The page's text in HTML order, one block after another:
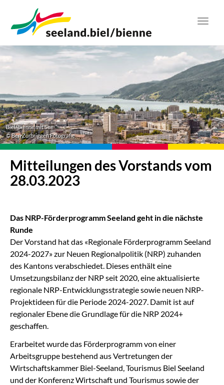
Hauptinhalt
springen
Toggle
Biel/Bienne mit See
© Ben Zurbriggen Fotografie
Mitteilungen des Vorstands vom
28.03.2023
Das NRP-Förderprogramm Seeland geht in die nächste
Runde
Der Vorstand hat das «Regionale Förderprogramm Seeland
2024-2027» zur Neuen Regionalpolitik (NRP) zuhanden
des Kantons verabschiedet. Dieses enthält eine
Umsetzungsbilanz der NRP seit 2020, eine aktualisierte
regionale NRP-Entwicklungsstrategie sowie neuen NRP-
Projektideen für die Periode 2024-2027. Damit ist auf
regionaler Ebene die Grundlage für die NRP 2024+
geschaffen.
Erarbeitet wurde das Förderprogramm von einer
Arbeitsgruppe bestehend aus Vertretungen der
Wirtschaftskammer Biel-Seeland, Tourismus Biel Seeland
und der Konferenz Wirtschaft und Tourismus sowie der